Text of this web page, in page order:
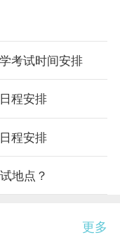
考试时间安排
程安排
程安排
地点？
更多